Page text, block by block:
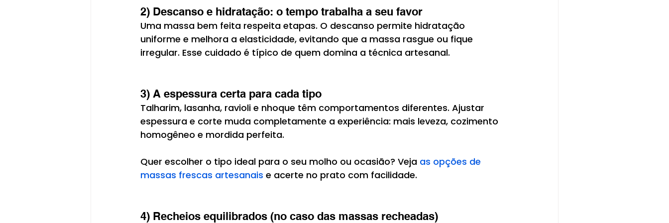
2) Descanso e hidratação: o tempo trabalha a seu favor
Uma massa bem feita respeita etapas. O descanso permite hidratação
uniforme e melhora a elasticidade, evitando que a massa rasgue ou fique
irregular. Esse cuidado é típico de quem domina a técnica artesanal.
3) A espessura certa para cada tipo
Talharim, lasanha, ravioli e nhoque têm comportamentos diferentes. Ajustar
espessura e corte muda completamente a experiência: mais leveza, cozimento
homogêneo e mordida perfeita.
Quer escolher o tipo ideal para o seu molho ou ocasião? Veja as opções de
massas frescas artesanais e acerte no prato com facilidade.
4) Recheios equilibrados (no caso das massas recheadas)